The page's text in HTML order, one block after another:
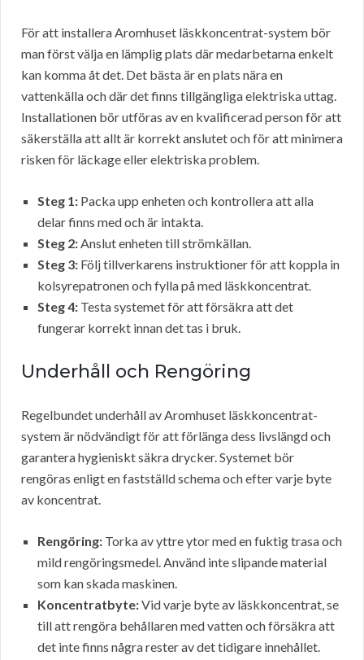
För att installera Aromhuset läskkoncentrat-system bör
man först välja en lämplig plats där medarbetarna enkelt
kan komma åt det. Det bästa är en plats nära en
vattenkälla och där det finns tillgängliga elektriska uttag.
Installationen bör utföras av en kvalificerad person för att
säkerställa att allt är korrekt anslutet och för att minimera
risken för läckage eller elektriska problem.
Steg 1: Packa upp enheten och kontrollera att alla
delar finns med och är intakta.
Steg 2:Anslut enheten till strömkällan.
Steg 3: Följ tillverkarens instruktioner för att koppla in
kolsyrepatronen och fylla på med läskkoncentrat.
Steg 4: Testa systemet för att försäkra att det
fungerar korrekt innan det tas i bruk.
Underhåll och Rengöring
Regelbundet underhåll av Aromhuset läskkoncentrat-
system är nödvändigt för att förlänga dess livslängd och
garantera hygieniskt säkra drycker. Systemet bör
rengöras enligt en fastställd schema och efter varje byte
av koncentrat.
Rengöring: Torka av yttre ytor med en fuktig trasa och
mild rengöringsmedel. Använd inte slipande material
som kan skada maskinen.
Koncentratbyte:Vid varje byte av läskkoncentrat, se
till att rengöra behållaren med vatten och försäkra att
det inte finns några rester av det tidigare innehållet.